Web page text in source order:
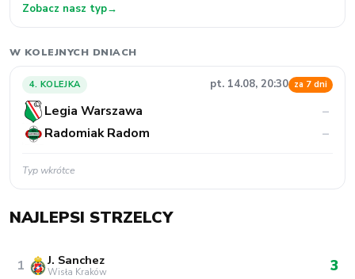
Zobacz nasz typ→
W KOLEJNYCH DNIACH
4. KOLEJKA pt. 14.08, 20:30 za 7 dni
Legia Warszawa
–
Radomiak Radom
–
Typ wkrótce
NAJLEPSI STRZELCY
1 J. Sanchez
Wisła Kraków 3